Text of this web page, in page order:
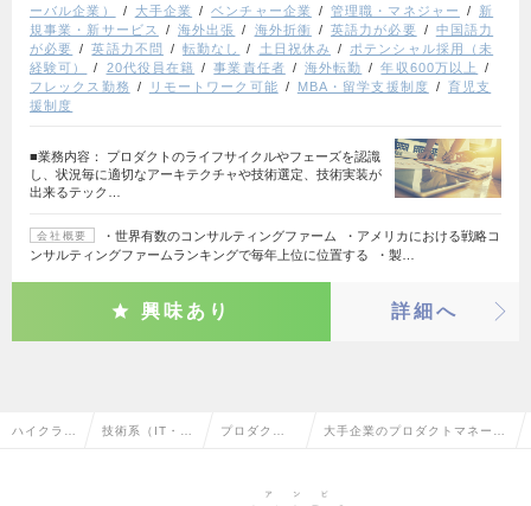
ーバル企業）
大手企業 ベンチャー企業 管理職・マネジャー
新
規事業・新サービス
海外出張 海外折衝 英語力が必要
中国語力
が必要
英語力不問 転勤なし 土日祝休み
ポテンシャル採用（未
経験可）
20代役員在籍 事業責任者 海外転勤
年収600万以上
フレックス勤務
リモートワーク可能 MBA・留学支援制度
育児支
援制度
■業務内容： プロダクトのライフサイクルやフェーズを認識
し、状況毎に適切なアーキテクチャや技術選定、技術実装が
出来るテック…
会社概要
・世界有数のコンサルティングファーム ・アメリカにおける戦略コ
ンサルティングファームランキングで毎年上位に位置する ・製…
興味あり 詳細へ
ハイクラス 技術系（IT・W プロダクト 大手企業のプロダクトマネージ